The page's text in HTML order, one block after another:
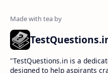
​"TestQuestions.in is a
designed to help aspirants